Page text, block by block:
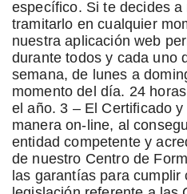
específico. Si te decides
tramitarlo en cualquier
nuestra aplicación web
durante todos y cada uno
semana, de lunes a
momento del día. 24
el año. 3 – El Certificado
manera on-line, al
entidad competente y
de nuestro Centro de
las garantías para